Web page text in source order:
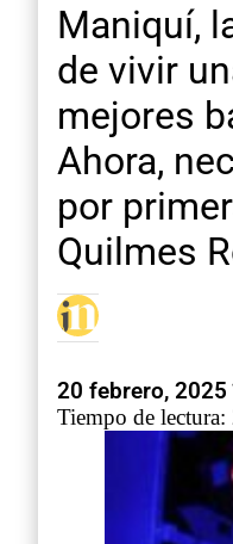
Maniquí,
de vivir
mejores
Ahora,
por
Quilmes
20 febrero, 2025
Tiempo de